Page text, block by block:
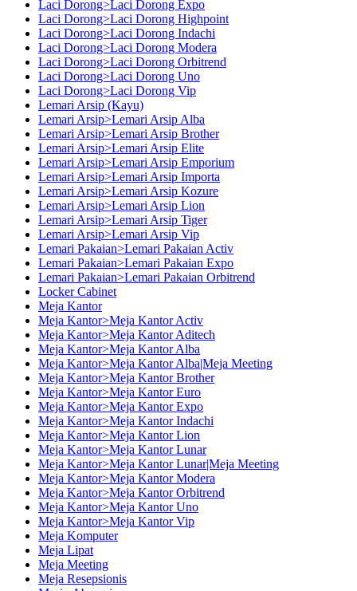
Laci Dorong>Laci Dorong Expo
Laci Dorong>Laci Dorong Highpoint
Laci Dorong>Laci Dorong Indachi
Laci Dorong>Laci Dorong Modera
Laci Dorong>Laci Dorong Orbitrend
Laci Dorong>Laci Dorong Uno
Laci Dorong>Laci Dorong Vip
Lemari Arsip (Kayu)
Lemari Arsip>Lemari Arsip Alba
Lemari Arsip>Lemari Arsip Brother
Lemari Arsip>Lemari Arsip Elite
Lemari Arsip>Lemari Arsip Emporium
Lemari Arsip>Lemari Arsip Importa
Lemari Arsip>Lemari Arsip Kozure
Lemari Arsip>Lemari Arsip Lion
Lemari Arsip>Lemari Arsip Tiger
Lemari Arsip>Lemari Arsip Vip
Lemari Pakaian>Lemari Pakaian Activ
Lemari Pakaian>Lemari Pakaian Expo
Lemari Pakaian>Lemari Pakaian Orbitrend
Locker Cabinet
Meja Kantor
Meja Kantor>Meja Kantor Activ
Meja Kantor>Meja Kantor Aditech
Meja Kantor>Meja Kantor Alba
Meja Kantor>Meja Kantor Alba|Meja Meeting
Meja Kantor>Meja Kantor Brother
Meja Kantor>Meja Kantor Euro
Meja Kantor>Meja Kantor Expo
Meja Kantor>Meja Kantor Indachi
Meja Kantor>Meja Kantor Lion
Meja Kantor>Meja Kantor Lunar
Meja Kantor>Meja Kantor Lunar|Meja Meeting
Meja Kantor>Meja Kantor Modera
Meja Kantor>Meja Kantor Orbitrend
Meja Kantor>Meja Kantor Uno
Meja Kantor>Meja Kantor Vip
Meja Komputer
Meja Lipat
Meja Meeting
Meja Resepsionis